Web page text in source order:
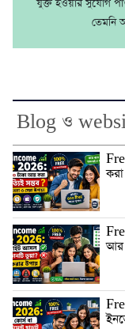
যুক্ত হওয়ার সুযোগ
তেমনি
Blog ও
আর